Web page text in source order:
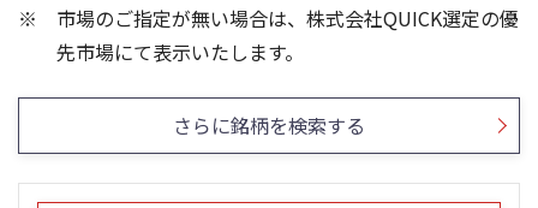
25/12
25/10
25/08
25/06
25/04
2
24/01
23/01
22/01
21/01
市場のご指定が無い場合は、株式会社QUICK選定の優
先市場にて表示いたします。
さらに銘柄を検索する